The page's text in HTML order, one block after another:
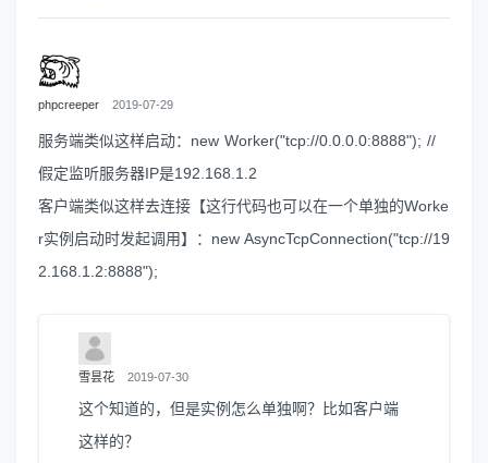
phpcreeper 2019-07-29
服务端类似这样启动：new Worker("tcp://0.0.0.0:8888"); //
假定监听服务器IP是192.168.1.2
客户端类似这样去连接【这行代码也可以在一个单独的Worke
r实例启动时发起调用】：new AsyncTcpConnection("tcp://19
2.168.1.2:8888");
雪昙花 2019-07-30
这个知道的，但是实例怎么单独啊？比如客户端
这样的？